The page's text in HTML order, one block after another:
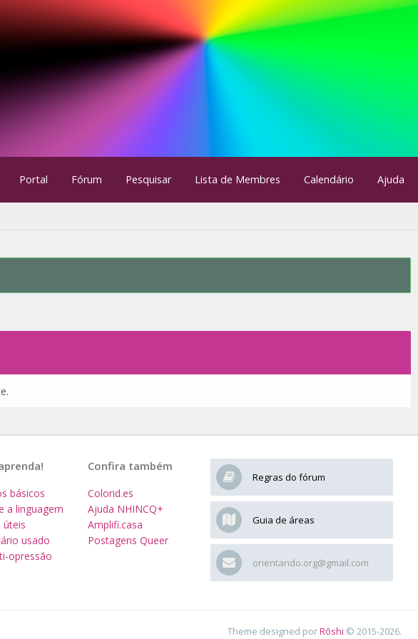
Portal Fórum Pesquisar Lista de Membres Calendário Ajuda
Regras do fórum
Guia de áreas
orientando.org@gmail.com
Confira também
Colorid.es
Ajuda NHINCQ+
Amplifi.casa
Postagens Queer
básicos
a linguagem
úteis
usado
opressão
Theme designed porRōshi © 2015-2026.